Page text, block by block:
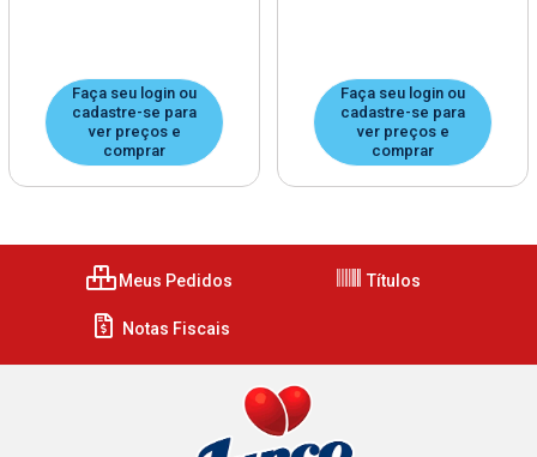
Faça seu login ou
cadastre-se para
ver preços e
comprar
Faça seu login ou
cadastre-se para
ver preços e
comprar
Meus Pedidos Títulos
Notas Fiscais